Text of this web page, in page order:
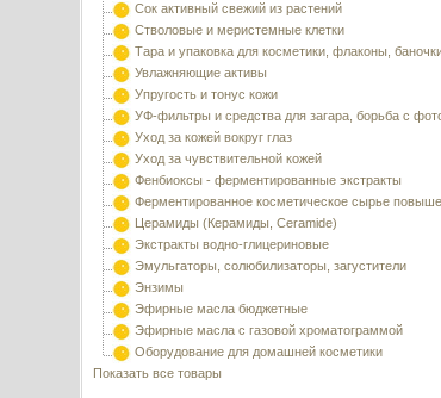
Сок активный свежий из растений
Стволовые и меристемные клетки
Тара и упаковка для косметики, флаконы,
Увлажняющие активы
Упругость и тонус кожи
УФ-фильтры и средства для загара, борьба с
Уход за кожей вокруг глаз
Уход за чувствительной кожей
Фенбиоксы - ферментированные экстракты
Ферментированное косметическое сырье
Церамиды (Керамиды, Ceramide)
Экстракты водно-глицериновые
Эмульгаторы, солюбилизаторы, загустители
Энзимы
Эфирные масла бюджетные
Эфирные масла с газовой хроматограммой
Оборудование для домашней косметики
Показать все товары